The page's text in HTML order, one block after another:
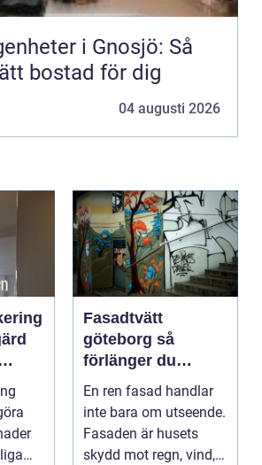
i Gnosjö: Så
bostad för dig
04 augusti 2026
Fasadtvätt
göteborg så
förlänger du
fasadens livslängd
En ren fasad handlar
inte bara om utseende.
Fasaden är husets
skydd mot regn, vind,